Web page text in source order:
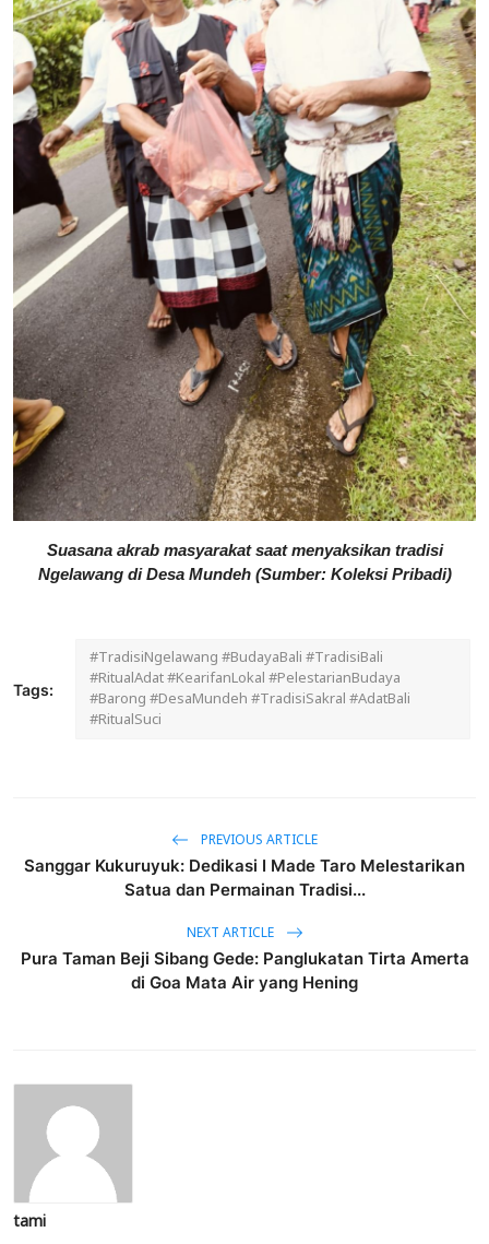
Suasana akrab masyarakat saat menyaksikan tradisi
Ngelawang di Desa Mundeh (Sumber: Koleksi Pribadi)
Tags:
#TradisiNgelawang #BudayaBali #TradisiBali
#RitualAdat #KearifanLokal #PelestarianBudaya
#Barong #DesaMundeh #TradisiSakral #AdatBali
#RitualSuci
PREVIOUS ARTICLE
Sanggar Kukuruyuk: Dedikasi I Made Taro Melestarikan
Satua dan Permainan Tradisi...
NEXT ARTICLE
Pura Taman Beji Sibang Gede: Panglukatan Tirta Amerta
di Goa Mata Air yang Hening
tami